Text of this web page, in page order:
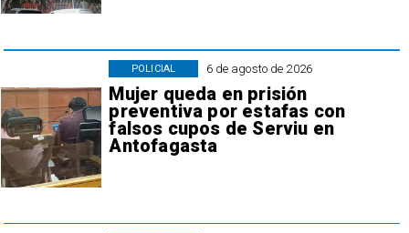
6 de agosto de 2026
Mujer queda en prisión
preventiva por estafas con
falsos cupos de Serviu en
Antofagasta
POLICIAL